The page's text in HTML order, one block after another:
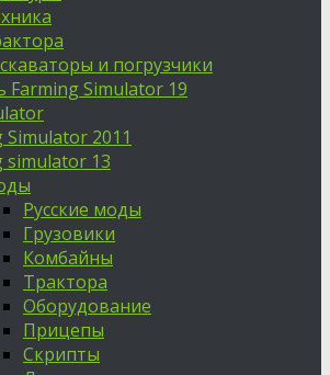
и погрузчики
Farming Simulator 19
Simulator 2011
simulator 13
Русские моды
Грузовики
Комбайны
Трактора
Оборудование
Прицепы
Скрипты